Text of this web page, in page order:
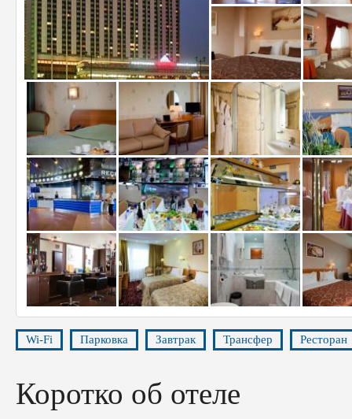
Wi-Fi Парковка Завтрак Трансфер Ресторан
Коротко об отеле